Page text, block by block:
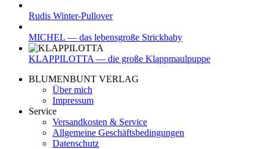
Rudis Winter-Pullover
MICHEL — das lebensgroße Strickbaby
KLAPPILOTTA — die große Klappmaulpuppe
BLUMENBUNT VERLAG
Über mich
Impressum
Service
Versandkosten & Service
Allgemeine Geschäftsbedingungen
Datenschutz